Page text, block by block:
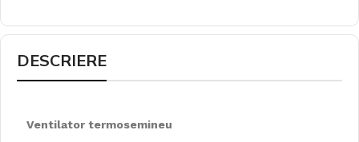
DESCRIERE
Ventilator termosemineu